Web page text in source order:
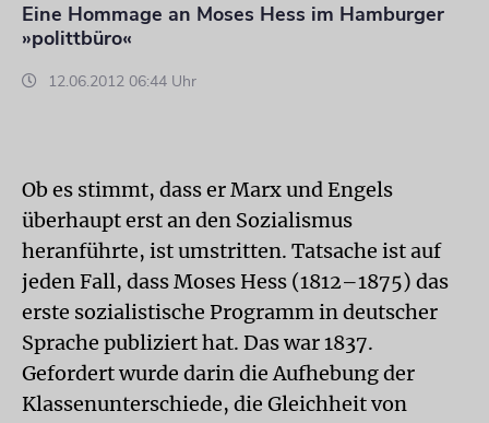
Eine Hommage an Moses Hess im Hamburger
»polittbüro«
12.06.2012 06:44 Uhr
Ob es stimmt, dass er Marx und Engels
überhaupt erst an den Sozialismus
heranführte, ist umstritten. Tatsache ist auf
jeden Fall, dass Moses Hess (1812–1875) das
erste sozialistische Programm in deutscher
Sprache publiziert hat. Das war 1837.
Gefordert wurde darin die Aufhebung der
Klassenunterschiede, die Gleichheit von